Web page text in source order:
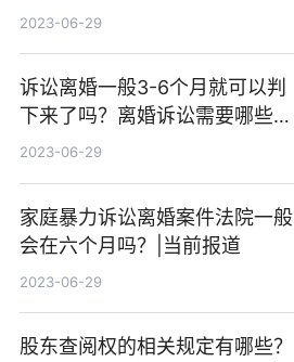
2023-06-29
诉讼离婚一般3-6个月就可以判
下来了吗？离婚诉讼需要哪些材
料？ 当前简讯
2023-06-29
家庭暴力诉讼离婚案件法院一般
会在六个月吗？|当前报道
2023-06-29
股东查阅权的相关规定有哪些？